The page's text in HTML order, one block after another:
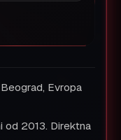
Evropa
od 2013. Direktna